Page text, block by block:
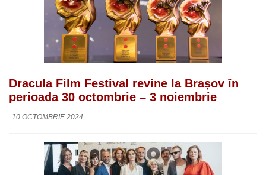
Dracula Film Festival revine la Brașov în
perioada 30 octombrie – 3 noiembrie
10 OCTOMBRIE 2024